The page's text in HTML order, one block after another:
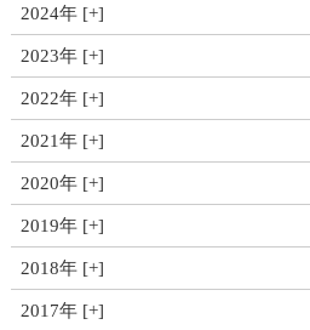
2024年
2023年
2022年
2021年
2020年
2019年
2018年
2017年